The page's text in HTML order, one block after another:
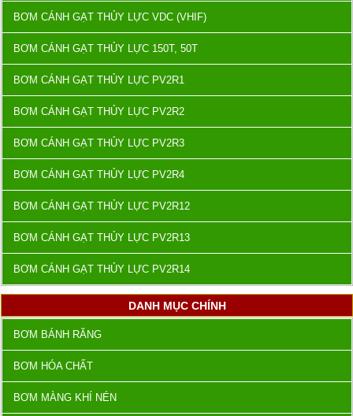
tiết kiệm chi phí mà vẫn đảm bảo được hiệu quả sử
dụng.
Kinh nghiệm và uy tín: Với nhiều năm kinh nghiệm
trong ngành cung cấp thiết bị và máy móc công
nghiệp, Việt Nhật đã có được sự tin tưởng từ nhiều
khách hàng và đối tác.
Vì vậy, nếu bạn đang tìm kiếm một địa chỉ uy tín để mua
bơm bánh răng thủy lực PR2, Việt Nhật là một trong những
lựa chọn hàng đầu mà bạn nên cân nhắc.
BƠM CÁNH GẠT THỦY LỰC VDC (VHIF)
BƠM CÁNH GẠT THỦY LỰC 150T, 50T
BƠM CÁNH GẠT THỦY LỰC PV2R1
BƠM CÁNH GẠT THỦY LỰC PV2R2
BƠM CÁNH GẠT THỦY LỰC PV2R3
BƠM CÁNH GẠT THỦY LỰC PV2R4
BƠM CÁNH GẠT THỦY LỰC PV2R12
BƠM CÁNH GẠT THỦY LỰC PV2R13
BƠM CÁNH GẠT THỦY LỰC PV2R14
DANH MỤC CHÍNH
BƠM BÁNH RĂNG
BƠM HÓA CHẤT
BƠM MÀNG KHÍ NÉN